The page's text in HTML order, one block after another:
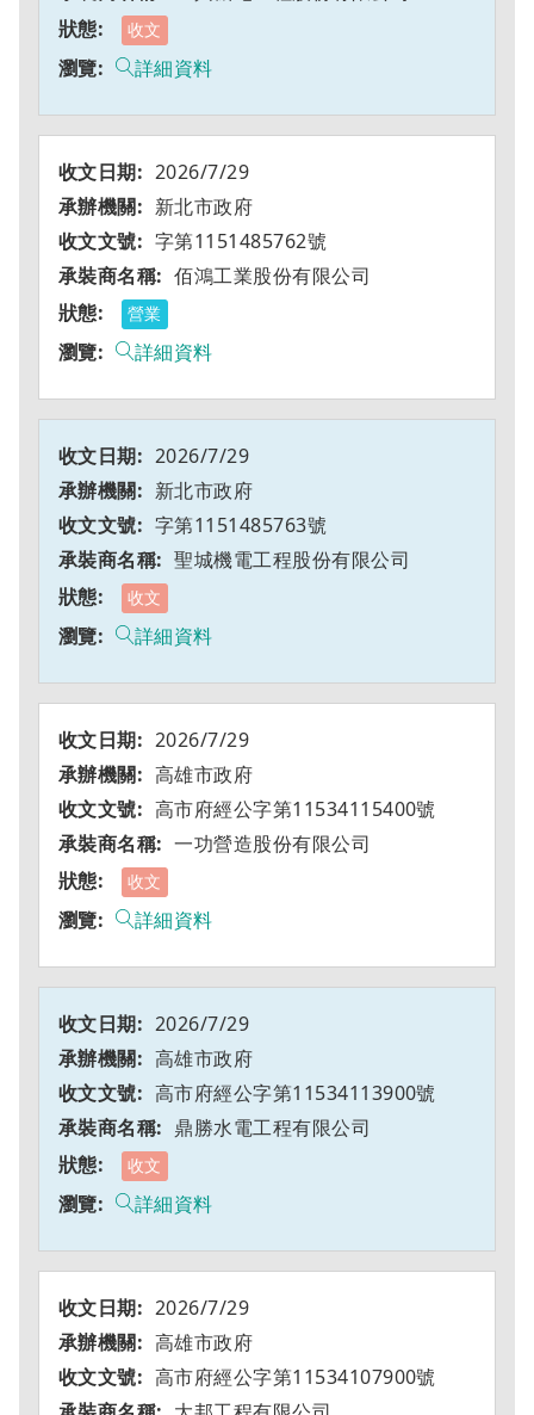
收文
詳細資料
2026/7/29
新北市政府
字第1151485762號
佰鴻工業股份有限公司
營業
詳細資料
2026/7/29
新北市政府
字第1151485763號
聖城機電工程股份有限公司
收文
詳細資料
2026/7/29
高雄市政府
高市府經公字第11534115400號
一功營造股份有限公司
收文
詳細資料
2026/7/29
高雄市政府
高市府經公字第11534113900號
鼎勝水電工程有限公司
收文
詳細資料
2026/7/29
高雄市政府
高市府經公字第11534107900號